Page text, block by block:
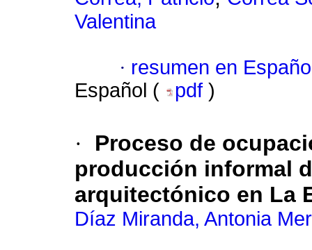
Valentina
· resumen en
Español (
pdf )
·
Proceso de
producción informal
arquitectónico en La
Díaz Miranda, Antonia